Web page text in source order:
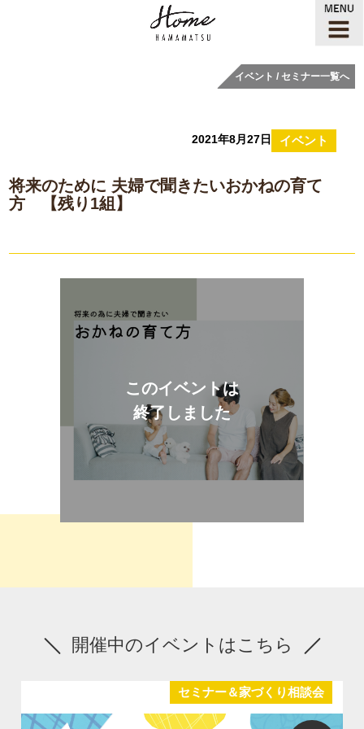
イベント / セミナー一覧へ
イベント
2021年8月27日
将来のために 夫婦で聞きたいおかねの育て
方 【残り1組】
このイベントは
終了しました
開催中のイベントはこちら
セミナー＆家づくり相談会